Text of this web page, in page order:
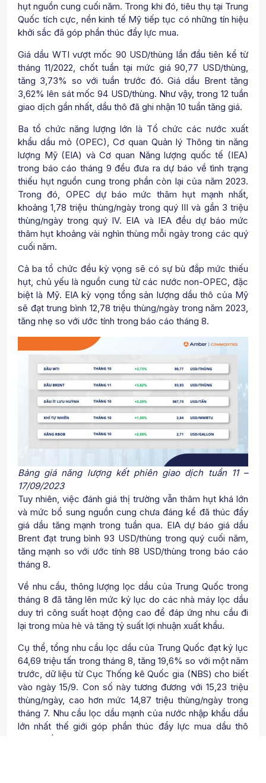
hụt nguồn cung cuối năm. Trong khi đó, tiêu thụ tại Trung
Quốc tích cực, nền kinh tế Mỹ tiếp tục có những tín hiệu
khởi sắc đã góp phần thúc đẩy lực mua.
Giá dầu WTI vượt mốc 90 USD/thùng lần đầu tiên kể từ
tháng 11/2022, chốt tuần tại mức giá 90,77 USD/thùng,
tăng 3,73% so với tuần trước đó. Giá dầu Brent tăng
3,62% lên sát mốc 94 USD/thùng. Như vậy, trong 12 tuần
giao dịch gần nhất, dầu thô đã ghi nhận 10 tuần tăng giá.
Ba tổ chức năng lượng lớn là Tổ chức các nước xuất
khẩu dầu mỏ (OPEC), Cơ quan Quản lý Thông tin năng
lượng Mỹ (EIA) và Cơ quan Năng lượng quốc tế (IEA)
trong báo cáo tháng 9 đều đưa ra dự báo về tình trạng
thiếu hụt nguồn cung trong phần còn lại của năm 2023.
Trong đó, OPEC dự báo mức thâm hụt mạnh nhất,
khoảng 1,78 triệu thùng/ngày trong quý III và gần 3 triệu
thùng/ngày trong quý IV. EIA và IEA đều dự báo mức
thâm hụt khoảng vài nghìn thùng mỗi ngày trong các quý
cuối năm.
Cả ba tổ chức đều kỳ vọng sẽ có sự bù đắp mức thiếu
hụt, chủ yếu là nguồn cung từ các nước non-OPEC, đặc
biệt là Mỹ. EIA kỳ vọng tổng sản lượng dầu thô của Mỹ
sẽ đạt trung bình 12,78 triệu thùng/ngày trong năm 2023,
tăng nhẹ so với ước tính trong báo cáo tháng 8.
Bảng giá năng lượng kết phiên giao dịch tuần 11 –
17/09/2023
Tuy nhiên, việc đánh giá thị trường vẫn thâm hụt khá lớn
và mức bổ sung nguồn cung chưa đáng kể đã thúc đẩy
giá dầu tăng mạnh trong tuần qua. EIA dự báo giá dầu
Brent đạt trung bình 93 USD/thùng trong quý cuối năm,
tăng mạnh so với ước tính 88 USD/thùng trong báo cáo
tháng 8.
Về nhu cầu, thông lượng lọc dầu của Trung Quốc trong
tháng 8 đã tăng lên mức kỷ lục do các nhà máy lọc dầu
duy trì công suất hoạt động cao để đáp ứng nhu cầu đi
lại trong mùa hè và tăng tỷ suất lợi nhuận xuất khẩu.
Cụ thể, tổng nhu cầu lọc dầu của Trung Quốc đạt kỷ lục
64,69 triệu tấn trong tháng 8, tăng 19,6% so với một năm
trước, dữ liệu từ Cục Thống kê Quốc gia (NBS) cho biết
vào ngày 15/9. Con số này tương đương với 15,23 triệu
thùng/ngày, cao hơn mức 14,87 triệu thùng/ngày trong
tháng 7. Nhu cầu lọc dầu mạnh của nước nhập khẩu dầu
lớn nhất thế giới góp phần thúc đẩy lực mua dầu thô
trong tuần qua.